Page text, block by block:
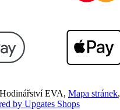
Hodinářství EVA, Mapa stránek,
by Upgates Shops